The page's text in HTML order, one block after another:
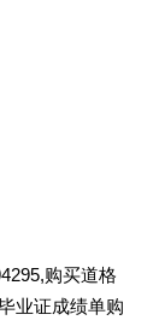
购买道格
业证成绩单购